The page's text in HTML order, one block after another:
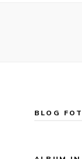
BLOG